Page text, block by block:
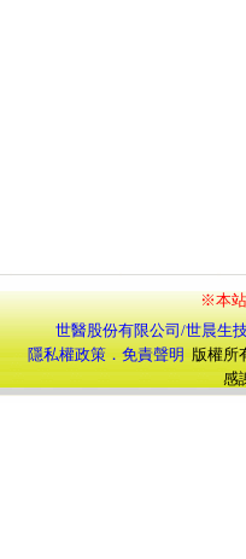
※本站
世醫股份有限公司/世晨生
隱私權政策．免責聲明 版權所
感